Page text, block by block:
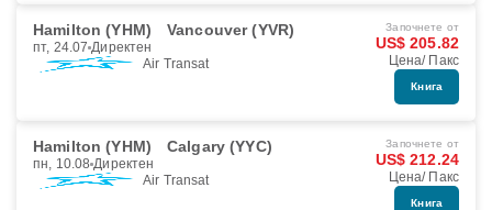
Hamilton (YHM) Vancouver (YVR)
пт, 24.07 Директен
Air Transat
Започнете от
US$ 205.82
Цена/ Пакс
Книга
Hamilton (YHM) Calgary (YYC)
пн, 10.08 Директен
Air Transat
Започнете от
US$ 212.24
Цена/ Пакс
Книга